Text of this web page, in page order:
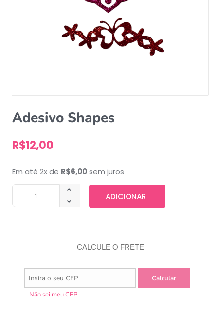
Adesivo Shapes
R$12,00
Em até 2x de R$6,00sem juros
ADICIONAR
CALCULE O FRETE
Não sei meu CEP